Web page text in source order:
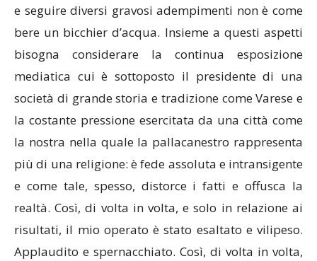
e seguire diversi gravosi adempimenti non è come
bere un bicchier d’acqua. Insieme a questi aspetti
bisogna considerare la continua esposizione
mediatica cui è sottoposto il presidente di una
società di grande storia e tradizione come Varese e
la costante pressione esercitata da una città come
la nostra nella quale la pallacanestro rappresenta
più di una religione: è fede assoluta e intransigente
e come tale, spesso, distorce i fatti e offusca la
realtà. Così, di volta in volta, e solo in relazione ai
risultati, il mio operato è stato esaltato e vilipeso.
Applaudito e spernacchiato. Così, di volta in volta,